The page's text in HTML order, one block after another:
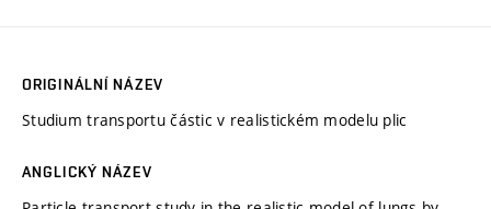
ORIGINÁLNÍ NÁZEV
Studium transportu částic v realistickém modelu plic
ANGLICKÝ NÁZEV